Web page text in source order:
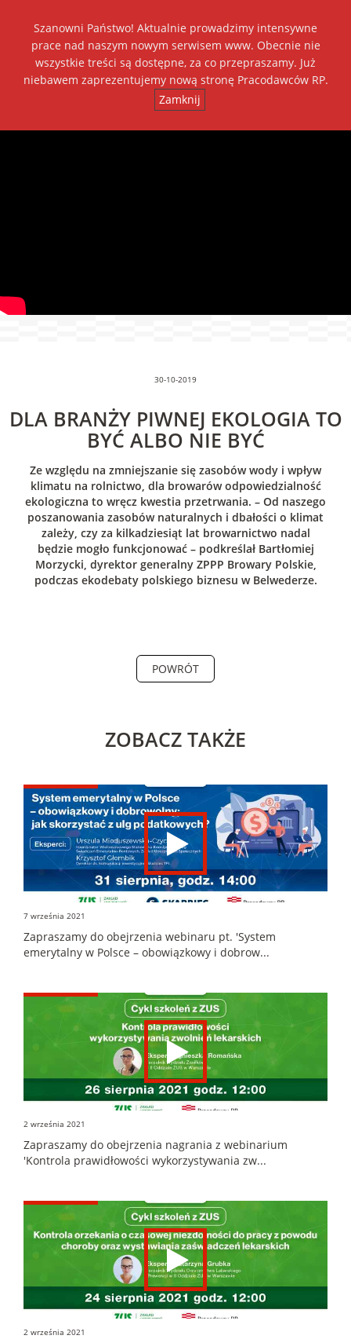
Dołącz do nas
A A+ A++
30-10-2019
DLA BRANŻY PIWNEJ EKOLOGIA TO
BYĆ ALBO NIE BYĆ
Ze względu na zmniejszanie się zasobów wody i wpływ
klimatu na rolnictwo, dla browarów odpowiedzialność
ekologiczna to wręcz kwestia przetrwania. – Od naszego
poszanowania zasobów naturalnych i dbałości o klimat
zależy, czy za kilkadziesiąt lat browarnictwo nadal
będzie mogło funkcjonować – podkreślał Bartłomiej
Morzycki, dyrektor generalny ZPPP Browary Polskie,
podczas ekodebaty polskiego biznesu w Belwederze.
POWRÓT
ZOBACZ TAKŻE
7 września 2021
Zapraszamy do obejrzenia webinaru pt. 'System
emerytalny w Polsce – obowiązkowy i dobrow...
2 września 2021
Zapraszamy do obejrzenia nagrania z webinarium
'Kontrola prawidłowości wykorzystywania zw...
2 września 2021
Szanowni Państwo! Aktualnie prowadzimy intensywne
prace nad naszym nowym serwisem www. Obecnie nie
wszystkie treści są dostępne, za co przepraszamy. Już
niebawem zaprezentujemy nową stronę Pracodawców RP.
Zamknij